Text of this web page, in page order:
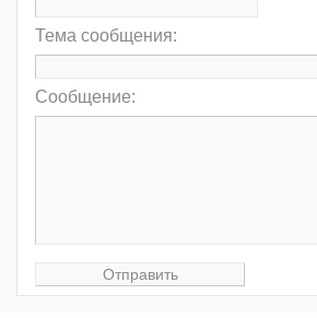
Тема сообщения:
Сообщение: